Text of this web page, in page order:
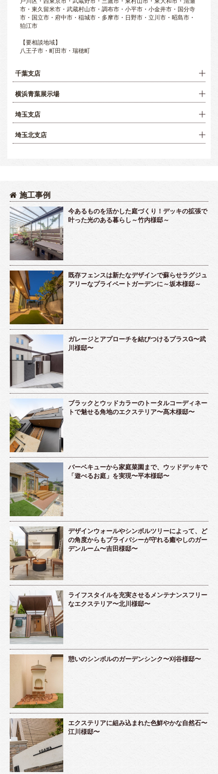
市・東久留米市・武蔵村山市・調布市・小平市・小金井市・国分寺
市・国立市・府中市・稲城市・多摩市・日野市・立川市・昭島市・
狛江市
【要相談地域】
八王子市・町田市・瑞穂町
千葉支店
横浜青葉展示場
埼玉支店
埼玉北支店
施工事例
今あるものを活かした庭づくり！デッキの拡張で
叶った光のある暮らし～竹内様邸～
既存フェンスは新たなデザインで蘇らせラグジュ
アリーなプライベートガーデンに～坂本様邸～
ガレージとアプローチを結びつけるプラスG〜武
川様邸〜
ブラックとウッドカラーのトータルコーディネー
トで魅せる角地のエクステリア〜髙木様邸〜
バーベキューから家庭菜園まで、ウッドデッキで
「遊べるお庭」を実現〜平本様邸〜
デザインウォールやシンボルツリーによって、ど
の角度からもプライバシーが守れる癒やしのガー
デンルーム〜吉田様邸〜
ライフスタイルを充実させるメンテナンスフリー
なエクステリア〜北川様邸〜
憩いのシンボルのガーデンシンク〜刈谷様邸〜
エクステリアに組み込まれた色鮮やかな自然石〜
江川様邸〜